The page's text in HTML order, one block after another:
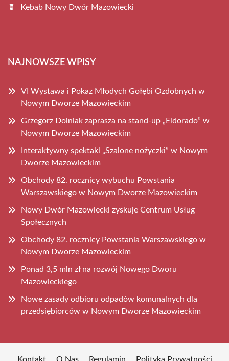
Kebab Nowy Dwór Mazowiecki
NAJNOWSZE WPISY
VI Wystawa i Pokaz Młodych Gołębi Ozdobnych w
Nowym Dworze Mazowieckim
Grzegorz Dolniak zaprasza na stand-up „Eldorado” w
Nowym Dworze Mazowieckim
Interaktywny spektakl „Szalone nożyczki” w Nowym
Dworze Mazowieckim
Obchody 82. rocznicy wybuchu Powstania
Warszawskiego w Nowym Dworze Mazowieckim
Nowy Dwór Mazowiecki zyskuje Centrum Usług
Społecznych
Obchody 82. rocznicy Powstania Warszawskiego w
Nowym Dworze Mazowieckim
Ponad 3,5 mln zł na rozwój Nowego Dworu
Mazowieckiego
Nowe zasady odbioru odpadów komunalnych dla
przedsiębiorców w Nowym Dworze Mazowieckim